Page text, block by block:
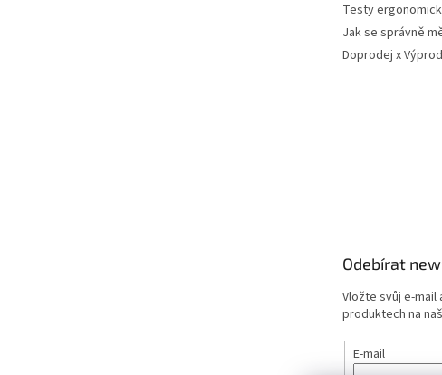
Testy
Jak se správně
Doprodej x
Odebírat
Vložte svůj e-mail
produktech na
E-mail